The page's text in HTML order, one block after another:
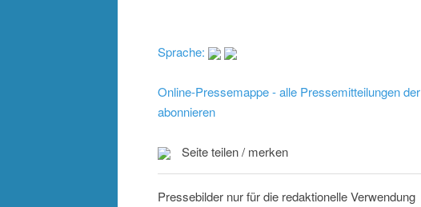
Sprache:
Online-Pressemappe - alle Pressemitteilungen der
abonnieren
Seite teilen / merken
Pressebilder nur für die redaktionelle Verwendung